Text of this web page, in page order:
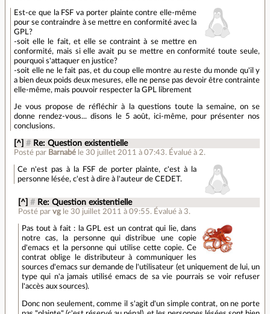
Est-ce que la FSF va porter plainte contre elle-même
pour se contraindre à se mettre en conformité avec la
GPL?
-soit elle le fait, et elle se contraint à se mettre en
conformité, mais si elle avait pu se mettre en conformité toute seule,
pourquoi s'attaquer en justice?
-soit elle ne le fait pas, et du coup elle montre au reste du monde qu'il y
a bien deux poids deux mesures, elle ne pense pas devoir être contrainte
elle-même, mais pouvoir respecter la GPL librement
Je vous propose de réfléchir à la questions toute la semaine, on se
donne rendez-vous... disons le 5 août, ici-même, pour présenter nos
conclusions.
[^] # Re: Question existentielle
Posté par Barnabé le 30 juillet 2011 à 07:43. Évalué à 2.
Ce n'est pas à la FSF de porter plainte, c'est à la
personne lésée, c'est à dire à l'auteur de CEDET.
[^] # Re: Question existentielle
Posté par vg le 30 juillet 2011 à 09:55. Évalué à 3.
Pas tout à fait : la GPL est un contrat qui lie, dans
notre cas, la personne qui distribue une copie
d'emacs et la personne qui utilise cette copie. Ce
contrat oblige le distributeur à communiquer les
sources d'emacs sur demande de l'utilisateur (et uniquement de lui, un
type qui n'a jamais utilisé emacs de sa vie pourrais se voir refuser
l'accès aux sources).
Donc non seulement, comme il s'agit d'un simple contrat, on ne porte